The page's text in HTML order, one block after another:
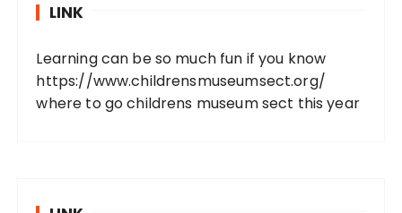
LINK
Learning can be so much fun if you know
https://www.childrensmuseumsect.org/
where to go childrens museum sect this year